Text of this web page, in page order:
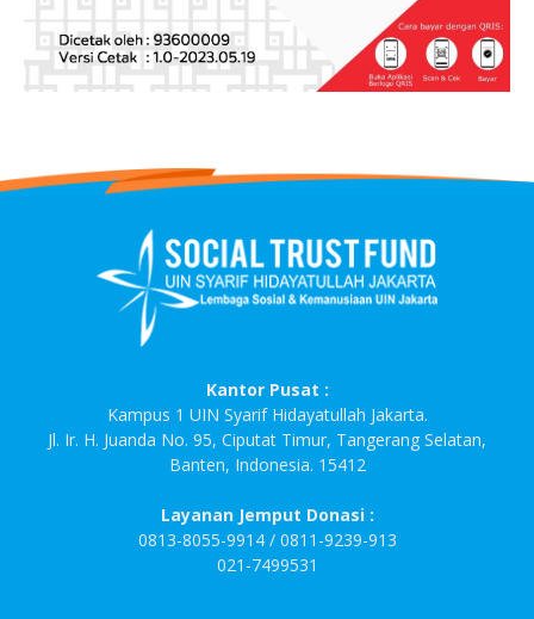
Kantor Pusat :
Kampus 1 UIN Syarif Hidayatullah Jakarta.
Jl. Ir. H. Juanda No. 95, Ciputat Timur, Tangerang Selatan,
Banten, Indonesia. 15412
Layanan Jemput Donasi :
0813-8055-9914 / 0811-9239-913
021-7499531